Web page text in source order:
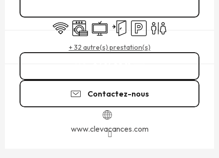
WiFi
Lave lingeTélévisionEntrée indépendante
ParkingToilettes
+ 32 autre(s) prestation(s)
Contactez-nous
www.clevacances.com